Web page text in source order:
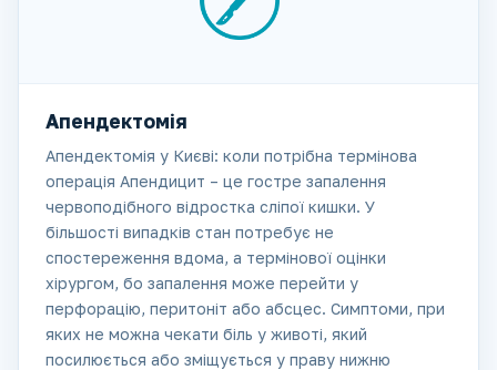
Апендектомія
Апендектомія у Києві: коли потрібна термінова
операція Апендицит – це гостре запалення
червоподібного відростка сліпої кишки. У
більшості випадків стан потребує не
спостереження вдома, а термінової оцінки
хірургом, бо запалення може перейти у
перфорацію, перитоніт або абсцес. Симптоми, при
яких не можна чекати біль у животі, який
посилюється або зміщується у праву нижню